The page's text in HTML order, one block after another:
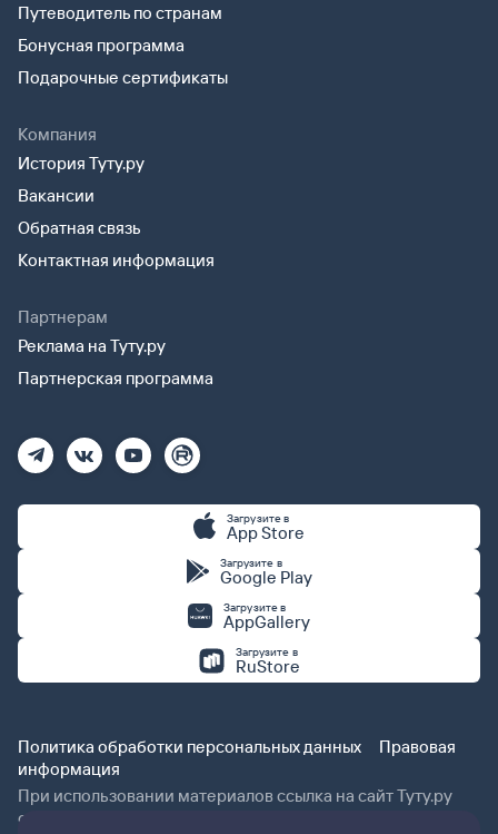
Путеводитель по странам
Бонусная программа
Подарочные сертификаты
Компания
История Туту.ру
Вакансии
Обратная связь
Контактная информация
Партнерам
Реклама на Туту.ру
Партнерская программа
Загрузите в
App Store
Загрузите в
Google Play
Загрузите в
AppGallery
Загрузите в
RuStore
Политика обработки персональных данных
Правовая
информация
При использовании материалов ссылка на сайт Туту.ру
обязательна.